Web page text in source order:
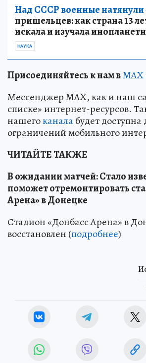
Над СССР военные натянули
пришельцев: как страна 13
искала и изучала
НАУКА
Присоединяйтесь к нам вMAX
Мессенджер MAX, как и наш
списке» интернет-ресурсов.
нашегоканалабудет
ограничений мобильного
ЧИТАЙТЕ ТАКЖЕ
В ожидании матчей: Стало
поможет отремонтировать
Арена» в Донецке
Стадион «Донбасс Арена» в
восстановлен (подробнее)